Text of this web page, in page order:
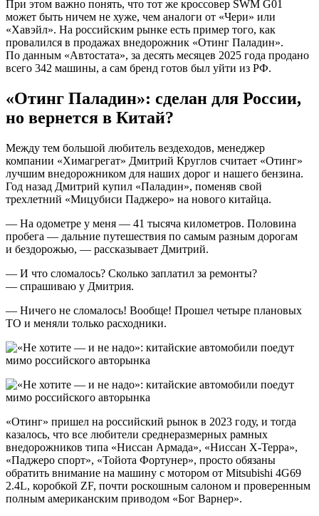
При этом важно понять, что тот же кроссовер SWM G01
может быть ничем не хуже, чем аналоги от «Чери» или
«Хавэйл». На российским рынке есть пример того, как
провалился в продажах внедорожник «Отинг Паладин».
По данным «Автостата», за десять месяцев 2025 года продано
всего 342 машины, а сам бренд готов был уйти из РФ.
«Отинг Паладин»: сделан для России,
но вернется в Китай?
Между тем большой любитель вездеходов, менеджер
компании «Химагрегат» Дмитрий Круглов считает «Отинг»
лучшим внедорожником для наших дорог и нашего бензина.
Год назад Дмитрий купил «Паладин», поменяв свой
трехлетний «Мицубиси Паджеро» на нового китайца.
— На одометре у меня — 41 тысяча километров. Половина
пробега — дальние путешествия по самым разным дорогам
и бездорожью, — рассказывает Дмитрий.
— И что сломалось? Сколько заплатил за ремонты?
— спрашиваю у Дмитрия.
— Ничего не сломалось! Вообще! Прошел четыре плановых
ТО и меняли только расходники.
«Отинг» пришел на российский рынок в 2023 году, и тогда
казалось, что все любители среднеразмерных рамных
внедорожников типа «Ниссан Армада», «Ниссан Х-Терра»,
«Паджеро спорт», «Тойота Фортунер», просто обязаны
обратить внимание на машину с мотором от Mitsubishi 4G69
2.4L, коробкой ZF, почти роскошным салоном и проверенным
полным американским приводом «Бог Варнер».